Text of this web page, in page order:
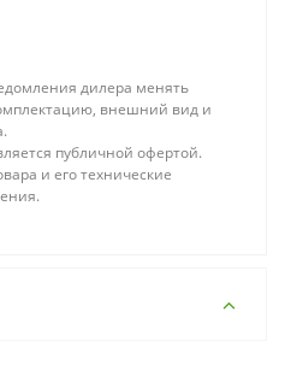
дилера менять
внешний вид и
публичной офертой.
и его технические